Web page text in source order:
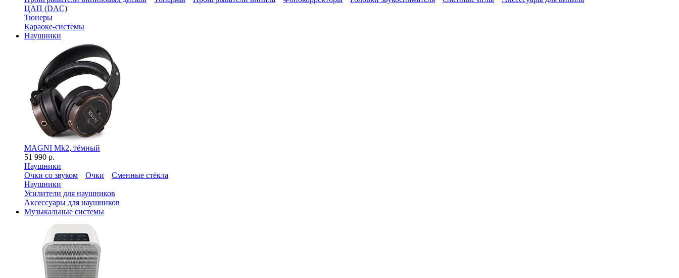
ЦАП (DAC)
Тюнеры
Караоке-системы
Наушники
MAGNI Mk2, тёмный
51 990 р.
Наушники
Очки со звуком
Очки
Сменные стёкла
Наушники
Усилители для наушников
Аксессуары для наушников
Музыкальные системы